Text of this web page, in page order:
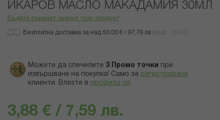
началото
ИКАРОВ МАСЛО МАКАДАМИЯ 30МЛ
Бъдете първият оценил този продукт
Безплатна доставка за над 50.00 € / 97,79 лв.
Можете да спечелите 3 Промо точки
при
извършване на покупка! Само за регистрирани
клиенти. Влезте в профила си .
3,88 € / 7,59 лв.